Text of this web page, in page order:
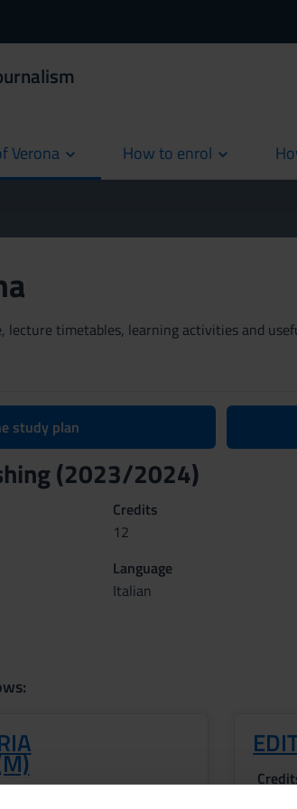
Verona How to enrol
timetables, learning activities and
study plan
(2023/2024)
Credits
12
Language
Italian